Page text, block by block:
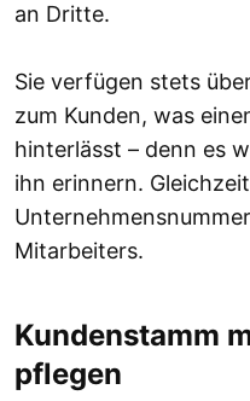
an Dritte.
Sie verfügen stets
zum Kunden, was
hinterlässt – denn es
ihn erinnern.
Mitarbeiters.
Kundenstamm
pflegen